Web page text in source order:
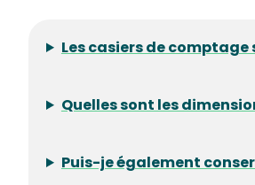
Les casiers de
Quelles sont les
Puis-je également